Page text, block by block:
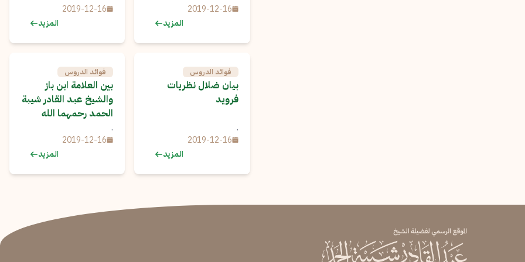
2019-12-16
المزيد
2019-12-16
المزيد
فوائد الدروس
بيان ضلال نظريات
فرويد
.
2019-12-16
المزيد
فوائد الدروس
بين العلامة ابن باز
والشيخ عبد القادر شيبة
الحمد رحمهما الله
.
2019-12-16
المزيد